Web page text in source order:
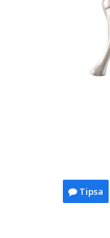
Tipsa